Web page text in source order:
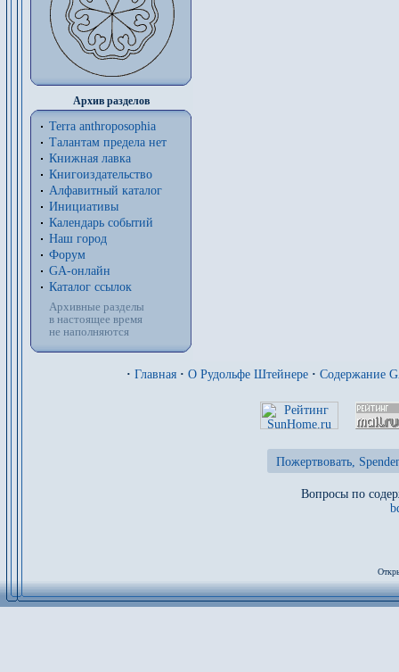
Архив разделов
Terra anthroposophia
Талантам предела нет
Книжная лавка
Книгоиздательство
Алфавитный каталог
Инициативы
Календарь событий
Наш город
Форум
GA-онлайн
Каталог ссылок
Архивные разделы
в настоящее время
не наполняются
· Главная · О Рудольфе Штейнере · Содержание
Пожертвовать,
Вопросы по